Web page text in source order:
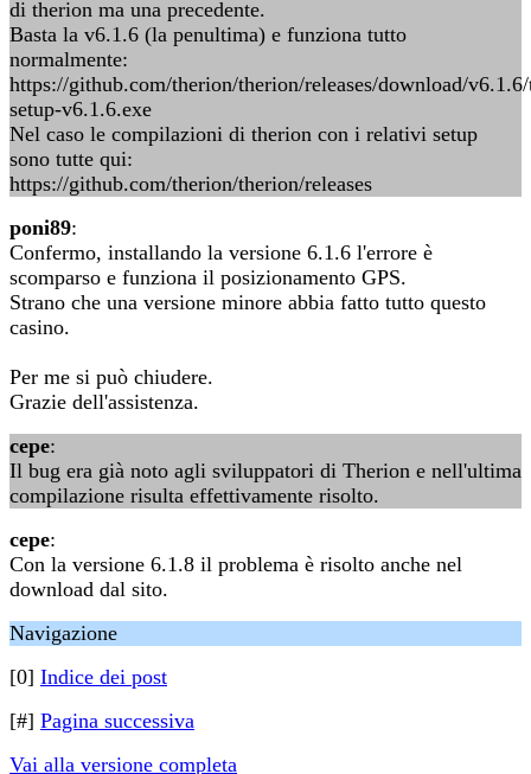
di therion ma una precedente.
Basta la v6.1.6 (la penultima) e funziona tutto
normalmente:
https://github.com/therion/therion/releases/download/
setup-v6.1.6.exe
Nel caso le compilazioni di therion con i relativi setup
sono tutte qui:
https://github.com/therion/therion/releases
poni89:
Confermo, installando la versione 6.1.6 l'errore è
scomparso e funziona il posizionamento GPS.
Strano che una versione minore abbia fatto tutto questo
casino.
Per me si può chiudere.
Grazie dell'assistenza.
cepe:
Il bug era già noto agli sviluppatori di Therion e nell'ultima
compilazione risulta effettivamente risolto.
cepe:
Con la versione 6.1.8 il problema è risolto anche nel
download dal sito.
Navigazione
[0] Indice dei post
[#] Pagina successiva
Vai alla versione completa